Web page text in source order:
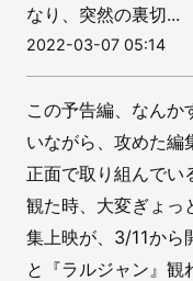
なり、突然の裏切...
2022-03-07 05:14
この予告編、なんか
いながら、攻めた編
正面で取り組んでい
観た時、大変ぎょっ
集上映が、3/11から
と『ラルジャン』観